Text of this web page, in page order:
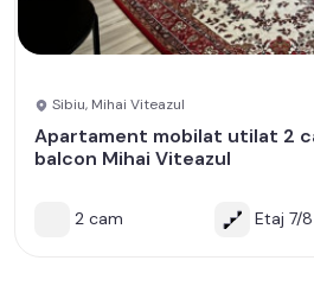
Sibiu, Mihai Viteazul
Apartament mobilat utilat 2
balcon Mihai Viteazul
2 cam Etaj 7/8